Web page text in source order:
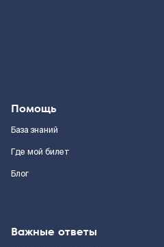
Помощь
База знаний
Где мой билет
Блог
Важные ответы